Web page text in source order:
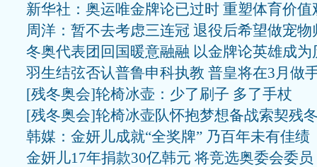
新华社：奥运唯金牌论已过时 重塑体育价值
周洋：暂不去考虑三连冠 退役后希望做宠物
冬奥代表团回国暖意融融 以金牌论英雄成为
羽生结弦否认普鲁申科执教 普皇将在3月做
[残冬奥会]轮椅冰壶：少了刷子 多了手杖
[残冬奥会]轮椅冰壶队怀抱梦想备战索契残
韩媒：金妍儿成就“全奖牌” 乃百年未有佳绩
金妍儿17年捐款30亿韩元 将竞选奥委会委员